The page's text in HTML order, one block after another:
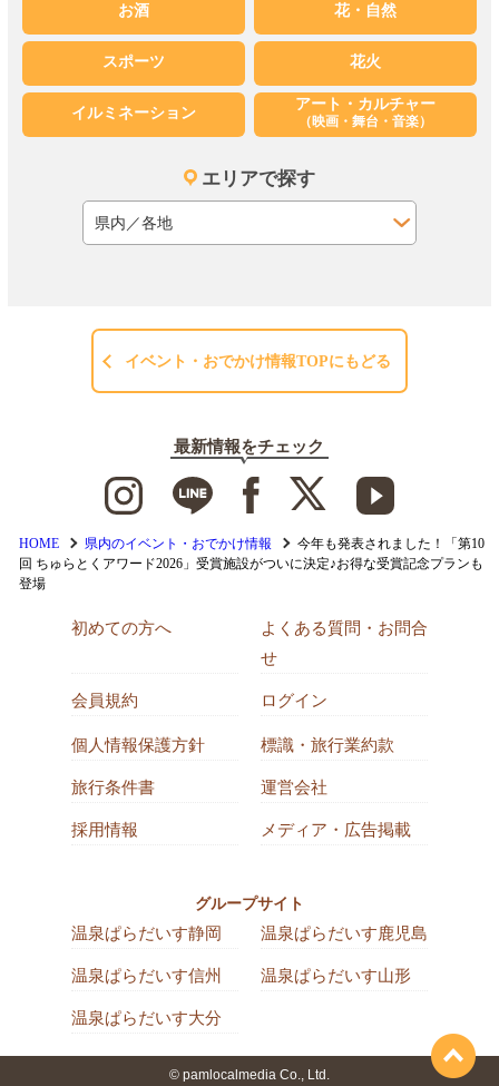
お酒 花・自然
スポーツ 花火
イルミネーション アート・カルチャー
（映画・舞台・音楽）
エリアで探す
イベント・おでかけ情報TOPにもどる
最新情報をチェック
HOME 県内のイベント・おでかけ情報
今年も発表されました！「第10
回 ちゅらとくアワード2026」受賞施設がついに決定♪お得な受賞記念プランも
登場
初めての方へ
よくある質問・お問合
せ
会員規約 ログイン
個人情報保護方針 標識・旅行業約款
旅行条件書 運営会社
採用情報 メディア・広告掲載
グループサイト
温泉ぱらだいす静岡 温泉ぱらだいす鹿児島
温泉ぱらだいす信州 温泉ぱらだいす山形
温泉ぱらだいす大分
© pamlocalmedia Co., Ltd.